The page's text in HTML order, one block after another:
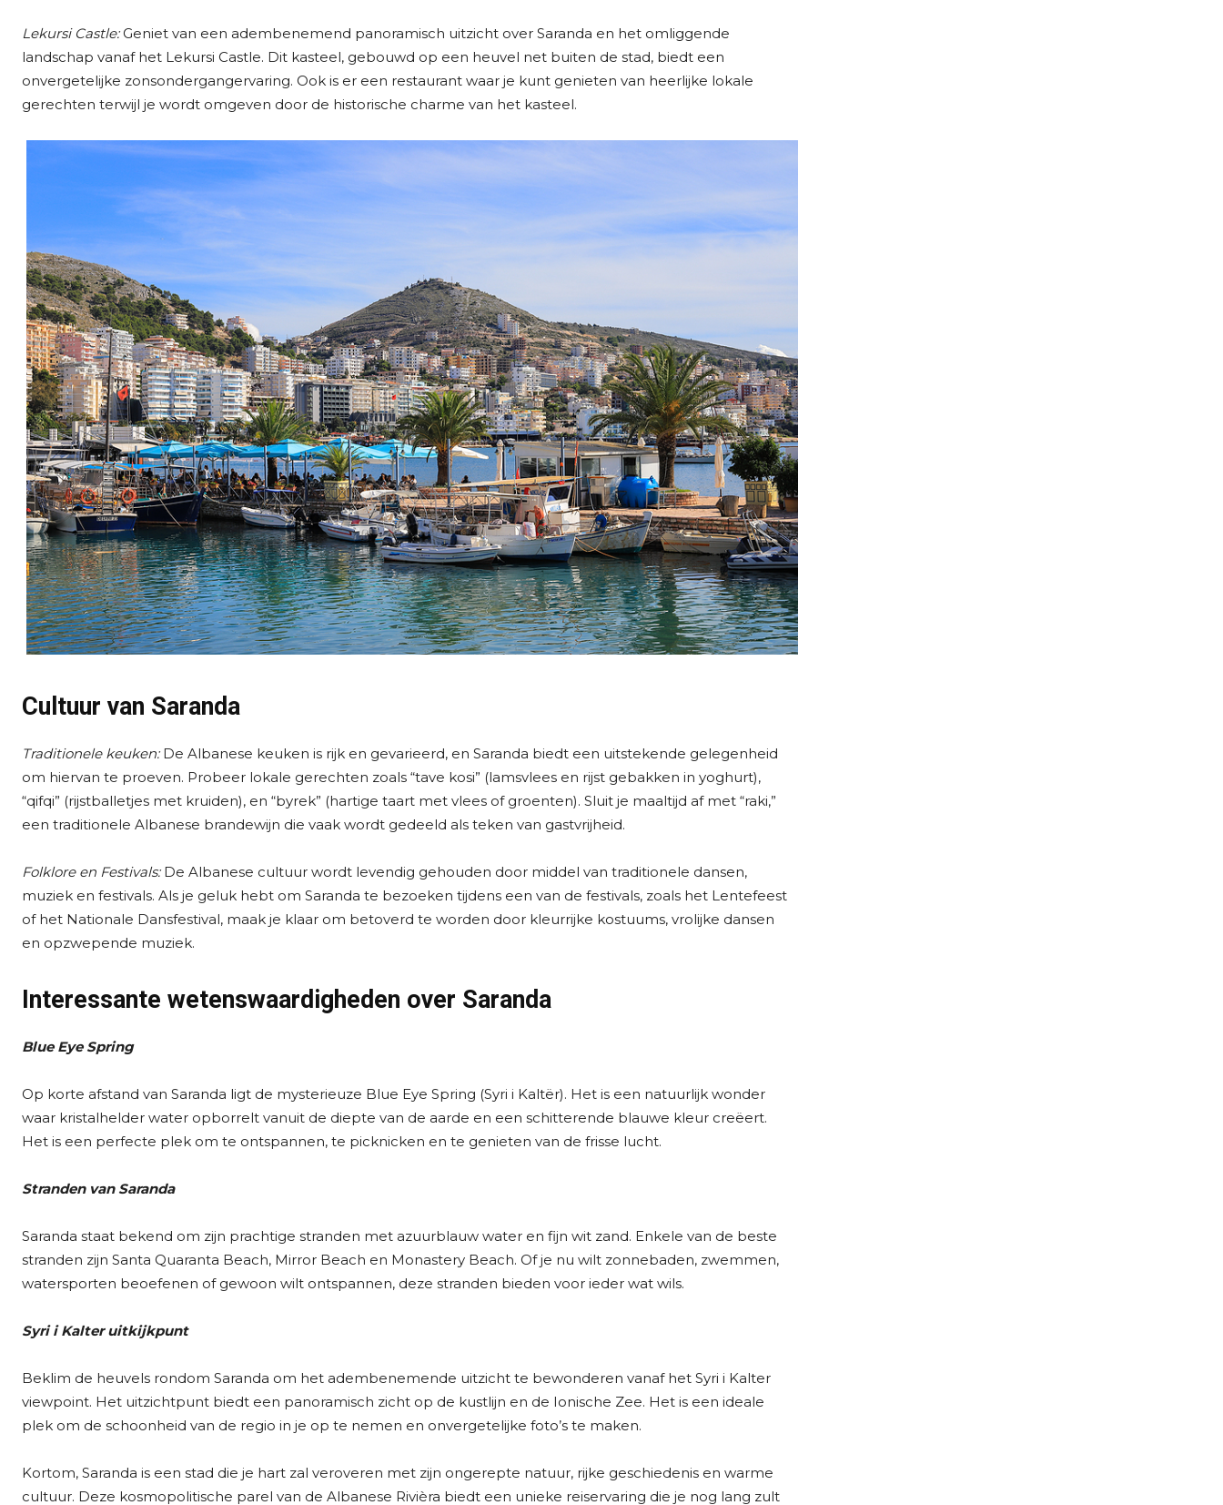
Lekursi Castle:Geniet van een adembenemend panoramisch uitzicht over Saranda en het omliggende
landschap vanaf het Lekursi Castle. Dit kasteel, gebouwd op een heuvel net buiten de stad, biedt een
onvergetelijke zonsondergangervaring. Ook is er een restaurant waar je kunt genieten van heerlijke lokale
gerechten terwijl je wordt omgeven door de historische charme van het kasteel.
Cultuur van Saranda
Traditionele keuken:De Albanese keuken is rijk en gevarieerd, en Saranda biedt een uitstekende gelegenheid
om hiervan te proeven. Probeer lokale gerechten zoals “tave kosi” (lamsvlees en rijst gebakken in yoghurt),
“qifqi” (rijstballetjes met kruiden), en “byrek” (hartige taart met vlees of groenten). Sluit je maaltijd af met “raki,”
een traditionele Albanese brandewijn die vaak wordt gedeeld als teken van gastvrijheid.
Folklore en Festivals:De Albanese cultuur wordt levendig gehouden door middel van traditionele dansen,
muziek en festivals. Als je geluk hebt om Saranda te bezoeken tijdens een van de festivals, zoals het Lentefeest
of het Nationale Dansfestival, maak je klaar om betoverd te worden door kleurrijke kostuums, vrolijke dansen
en opzwepende muziek.
Interessante wetenswaardigheden over Saranda
Blue Eye Spring
Op korte afstand van Saranda ligt de mysterieuze Blue Eye Spring (Syri i Kaltër). Het is een natuurlijk wonder
waar kristalhelder water opborrelt vanuit de diepte van de aarde en een schitterende blauwe kleur creëert.
Het is een perfecte plek om te ontspannen, te picknicken en te genieten van de frisse lucht.
Stranden van Saranda
Saranda staat bekend om zijn prachtige stranden met azuurblauw water en fijn wit zand. Enkele van de beste
stranden zijn Santa Quaranta Beach, Mirror Beach en Monastery Beach. Of je nu wilt zonnebaden, zwemmen,
watersporten beoefenen of gewoon wilt ontspannen, deze stranden bieden voor ieder wat wils.
Syri i Kalter uitkijkpunt
Beklim de heuvels rondom Saranda om het adembenemende uitzicht te bewonderen vanaf het Syri i Kalter
viewpoint. Het uitzichtpunt biedt een panoramisch zicht op de kustlijn en de Ionische Zee. Het is een ideale
plek om de schoonheid van de regio in je op te nemen en onvergetelijke foto’s te maken.
Kortom, Saranda is een stad die je hart zal veroveren met zijn ongerepte natuur, rijke geschiedenis en warme
cultuur. Deze kosmopolitische parel van de Albanese Rivièra biedt een unieke reiservaring die je nog lang zult